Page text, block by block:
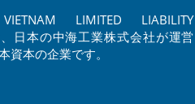
LIMITED LIABILITY
、日本の中海工業株式会社が運営
資本の企業です。